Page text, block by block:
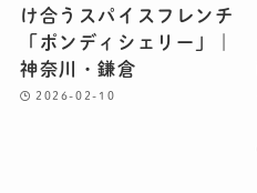
け合うスパイスフレンチ
「ポンディシェリー」｜
神奈川・鎌倉
2026-02-10